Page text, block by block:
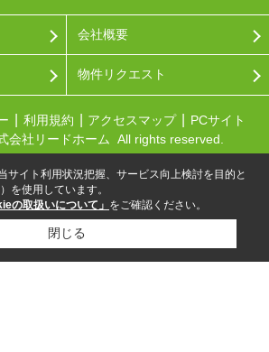
会社概要
物件リクエスト
利用規約 アクセスマップ
PCサイト
会社リードホーム All rights reserved.
サイト利用状況把握、サービス向上検討を目的と
を使用しています。
の取扱いについて」 をご確認ください。
閉じる